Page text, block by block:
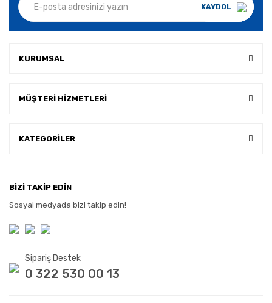
KAYDOL
KURUMSAL
MÜŞTERİ HİZMETLERİ
KATEGORİLER
BİZİ TAKİP EDİN
Sosyal medyada bizi takip edin!
Sipariş Destek
0 322 530 00 13